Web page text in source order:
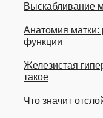
Выскабливание
Анатомия матки:
функции
Железистая
такое
Что значит